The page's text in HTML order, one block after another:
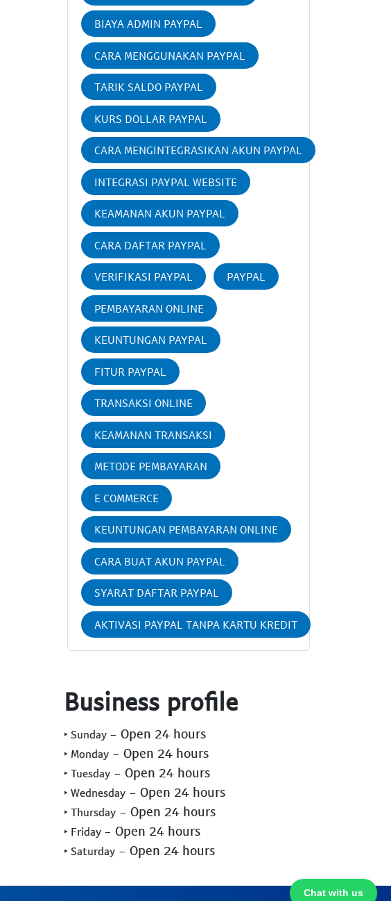
BIAYA ADMIN PAYPAL
CARA MENGGUNAKAN PAYPAL
TARIK SALDO PAYPAL
KURS DOLLAR PAYPAL
CARA MENGINTEGRASIKAN AKUN PAYPAL
INTEGRASI PAYPAL WEBSITE
KEAMANAN AKUN PAYPAL
CARA DAFTAR PAYPAL
VERIFIKASI PAYPAL PAYPAL
PEMBAYARAN ONLINE
KEUNTUNGAN PAYPAL
FITUR PAYPAL
TRANSAKSI ONLINE
KEAMANAN TRANSAKSI
METODE PEMBAYARAN
E COMMERCE
KEUNTUNGAN PEMBAYARAN ONLINE
CARA BUAT AKUN PAYPAL
SYARAT DAFTAR PAYPAL
AKTIVASI PAYPAL TANPA KARTU KREDIT
Chat with us
Business profile
‣ Sunday - Open 24 hours
‣ Monday - Open 24 hours
‣ Tuesday - Open 24 hours
‣ Wednesday - Open 24 hours
‣ Thursday - Open 24 hours
‣ Friday - Open 24 hours
‣ Saturday - Open 24 hours